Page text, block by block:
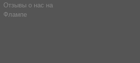
Отзывы о нас на
Флампе